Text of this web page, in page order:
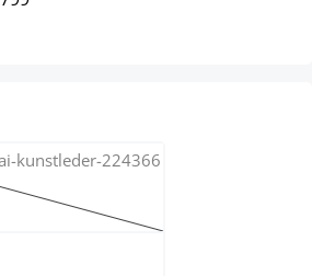
sobre el producto
Blanco
(Esta opción no está disponible en este